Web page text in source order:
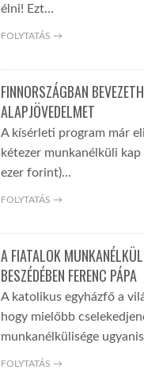
élni! Ezt…
FOLYTATÁS →
FINNORSZÁGBAN
ALAPJÖVEDELMET
A kísérleti program már
kétezer munkanélküli
ezer forint)…
FOLYTATÁS →
A FIATALOK
BESZÉDÉBEN FERENC PÁPA
A katolikus egyházfő a
hogy mielőbb
munkanélkülisége
FOLYTATÁS →